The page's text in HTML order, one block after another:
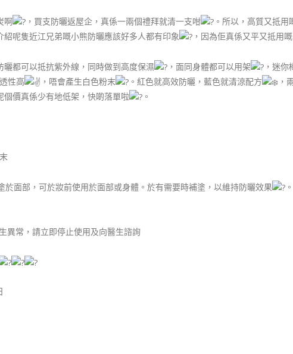
啊 ，買支防曬返屋企，真係一兩個禮拜就清一支咁 。所以，高質又抵
紹呢隻近江兄弟嘅小熊防曬應該好多人都有印象 ，因為佢真係又平又抵用
曬都可以抵抗紫外線，同時做到高度保濕 ，面同身體都可以用架 ，迷
性高
，唔會產生白色粉末 。紅色就高效防曬，藍色就清涼配方 ，
個價真係少有地低架，快啲落單啦
。
面部，可於妝前使用於面部或身體。於有需要時補塗，以維持防曬效果
。
異常，請立即停止使用及向醫生諮詢